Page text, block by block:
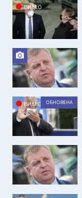
ВИДЕО
ВИДЕО ОБНОВЕНА